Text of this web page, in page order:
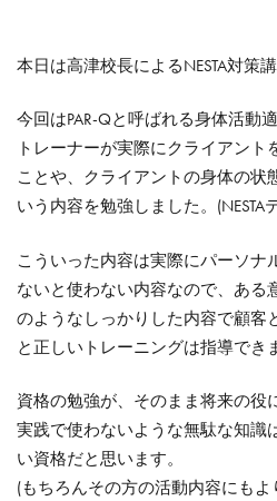
本日は高津校長によるNESTA対策
今回はPAR-Qと呼ばれる身体活動
トレーナーが実際にクライアント
ことや、クライアントの身体の状
いう内容を勉強しました。
こういった内容は実際にパーソナ
ないと使わない内容なので、ある
のようなしっかりした内容で顧客
と正しいトレーニングは指導でき
資格の勉強が、そのまま将来の役
実践で使わないような無駄な知識
い資格だと思います。
(もちろんその方の活動内容にもよ